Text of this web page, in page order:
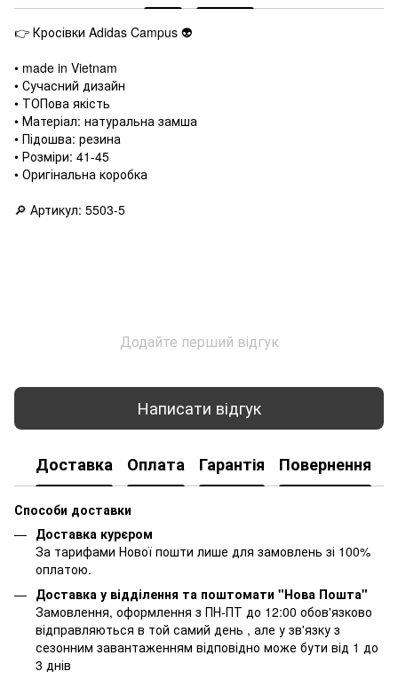
👉 Кросівки Adidas Campus 👽
• made in Vietnam
• Сучасний дизайн
• ТОПова якість
• Матеріал: натуральна замша
• Підошва: резина
• Розміри: 41-45
• Оригінальна коробка
🔎 Артикул: 5503-5
Додайте перший відгук
Написати відгук
Доставка Оплата Гарантія Повернення
Способи доставки
Доставка курєром
За тарифами Нової пошти лише для замовлень зі 100%
оплатою.
Доставка у відділення та поштомати "Нова Пошта"
Замовлення, оформлення з ПН-ПТ до 12:00 обов'язково
відправляються в той самий день , але у зв'язку з
сезонним завантаженням відповідно може бути від 1 до
3 днів